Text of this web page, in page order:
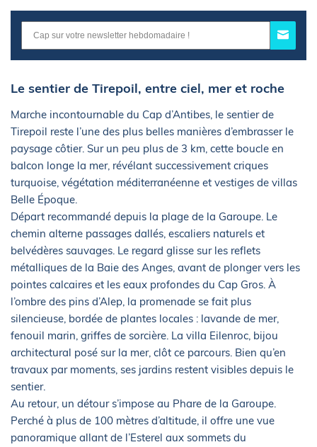
Le sentier de Tirepoil, entre ciel, mer et roche
Marche incontournable du Cap d’Antibes, le sentier de
Tirepoil reste l’une des plus belles manières d’embrasser le
paysage côtier. Sur un peu plus de 3 km, cette boucle en
balcon longe la mer, révélant successivement criques
turquoise, végétation méditerranéenne et vestiges de villas
Belle Époque.
Départ recommandé depuis la plage de la Garoupe. Le
chemin alterne passages dallés, escaliers naturels et
belvédères sauvages. Le regard glisse sur les reflets
métalliques de la Baie des Anges, avant de plonger vers les
pointes calcaires et les eaux profondes du Cap Gros. À
l’ombre des pins d’Alep, la promenade se fait plus
silencieuse, bordée de plantes locales : lavande de mer,
fenouil marin, griffes de sorcière. La villa Eilenroc, bijou
architectural posé sur la mer, clôt ce parcours. Bien qu’en
travaux par moments, ses jardins restent visibles depuis le
sentier.
Au retour, un détour s’impose au Phare de la Garoupe.
Perché à plus de 100 mètres d’altitude, il offre une vue
panoramique allant de l’Esterel aux sommets du